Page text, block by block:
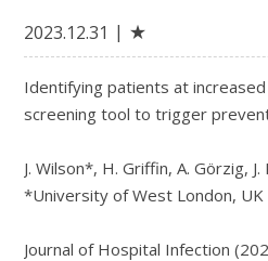
2023.12.31 ★
Identifying patients at
screening tool to trigger
J. Wilson*, H. Griffin, A. Görzig,
*University of West London, UK
Journal of Hospital Infection